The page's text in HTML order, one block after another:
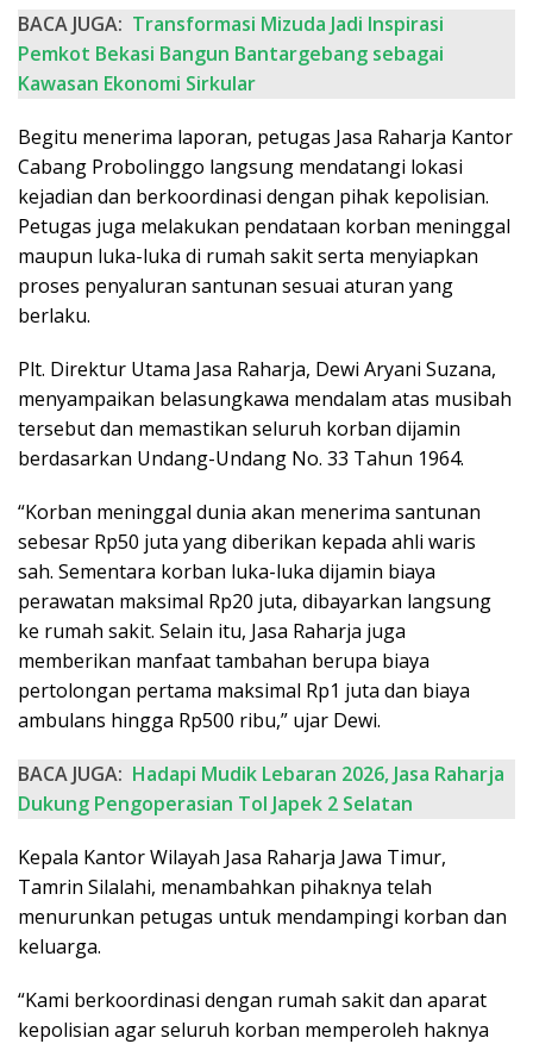
BACA JUGA: Transformasi Mizuda Jadi Inspirasi
Pemkot Bekasi Bangun Bantargebang sebagai
Kawasan Ekonomi Sirkular
Begitu menerima laporan, petugas Jasa Raharja Kantor
Cabang Probolinggo langsung mendatangi lokasi
kejadian dan berkoordinasi dengan pihak kepolisian.
Petugas juga melakukan pendataan korban meninggal
maupun luka-luka di rumah sakit serta menyiapkan
proses penyaluran santunan sesuai aturan yang
berlaku.
Plt. Direktur Utama Jasa Raharja, Dewi Aryani Suzana,
menyampaikan belasungkawa mendalam atas musibah
tersebut dan memastikan seluruh korban dijamin
berdasarkan Undang-Undang No. 33 Tahun 1964.
“Korban meninggal dunia akan menerima santunan
sebesar Rp50 juta yang diberikan kepada ahli waris
sah. Sementara korban luka-luka dijamin biaya
perawatan maksimal Rp20 juta, dibayarkan langsung
ke rumah sakit. Selain itu, Jasa Raharja juga
memberikan manfaat tambahan berupa biaya
pertolongan pertama maksimal Rp1 juta dan biaya
ambulans hingga Rp500 ribu,” ujar Dewi.
BACA JUGA: Hadapi Mudik Lebaran 2026, Jasa Raharja
Dukung Pengoperasian Tol Japek 2 Selatan
Kepala Kantor Wilayah Jasa Raharja Jawa Timur,
Tamrin Silalahi, menambahkan pihaknya telah
menurunkan petugas untuk mendampingi korban dan
keluarga.
“Kami berkoordinasi dengan rumah sakit dan aparat
kepolisian agar seluruh korban memperoleh haknya